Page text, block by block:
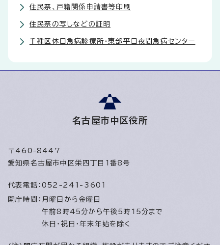
住民票、戸籍関係申請書等印刷
住民票の写しなどの証明
千種区休日急病診療所・東部平日夜間急病センター
名古屋市中区役所
〒460-8447
愛知県名古屋市中区栄四丁目1番8号
代表電話： 052-241-3601
開庁時間： 月曜日から金曜日
午前8時45分から午後5時15分まで
休日・祝日・年末年始を除く